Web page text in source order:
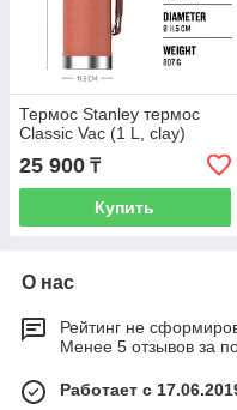
Термос Stanley термос
Classic Vac (1 L, clay)
25 900 ₸
Купить
О нас
Рейтинг не
Менее 5 отзывов за
Работает с